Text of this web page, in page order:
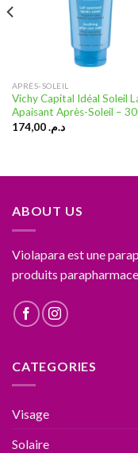
APRÈS-SOLEIL
Vichy Capital Idéal Soleil
Apaisant Après-Soleil –
د.م.174,00
ABOUT US
Violapara est une
produits
CATEGORIES
Visage
Solaire